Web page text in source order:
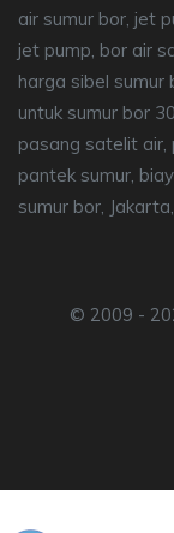
air sumur bor, jet
jet pump, bor air
harga sibel sumur
untuk sumur bor
pasang satelit air,
pantek sumur,
sumur bor,
© 2009 -